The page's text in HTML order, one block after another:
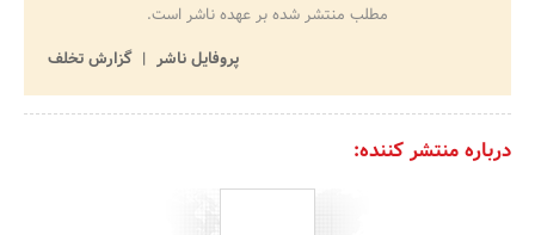
مطلب منتشر شده بر عهده ناشر است.
پروفایل ناشر
گزارش تخلف
درباره منتشر کننده: